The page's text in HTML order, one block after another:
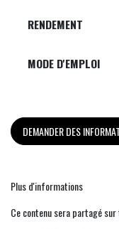
RENDEMENT
MODE D'EMPLOI
DEMANDER DES
Plus d'informations
Ce contenu sera partagé